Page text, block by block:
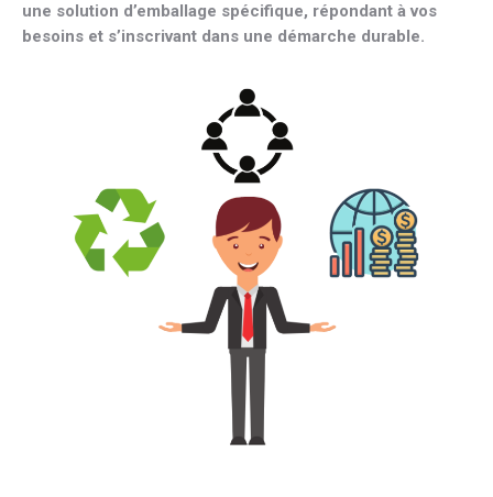
une solution d’emballage spécifique, répondant à vos
besoins et s’inscrivant dans une démarche durable.